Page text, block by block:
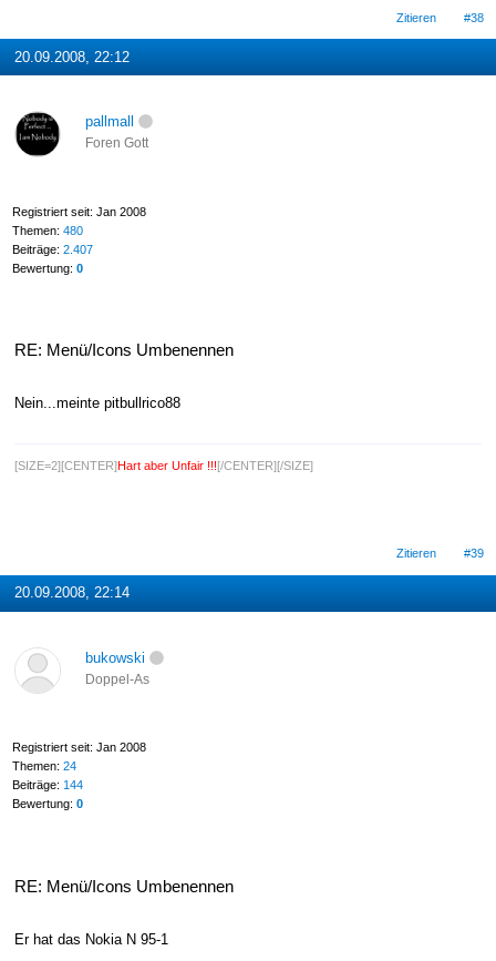
Zitieren #38
20.09.2008, 22:12
pallmall
Foren Gott
Registriert seit: Jan 2008
Themen: 480
Beiträge: 2.407
Bewertung: 0
RE: Menü/Icons Umbenennen
Nein...meinte pitbullrico88
[SIZE=2][CENTER]Hart aber Unfair !!![/CENTER][/SIZE]
Zitieren #39
20.09.2008, 22:14
bukowski
Doppel-As
Registriert seit: Jan 2008
Themen: 24
Beiträge: 144
Bewertung: 0
RE: Menü/Icons Umbenennen
Er hat das Nokia N 95-1